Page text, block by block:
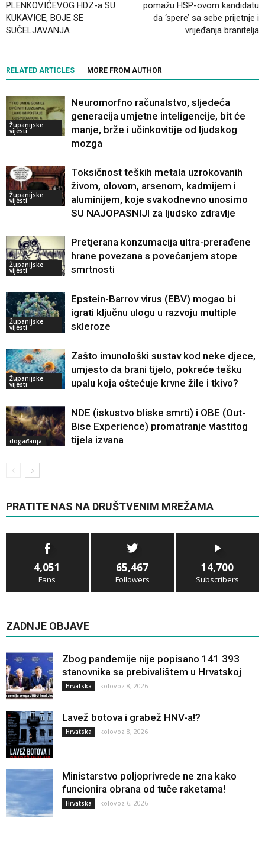
PLENKOVIĆEVOG HDZ-a SU
KUKAVICE, BOJE SE
SUČELJAVANJA
pomažu HSP-ovom kandidatu
da ‘spere’ sa sebe prijetnje i
vrijeđanja branitelja
RELATED ARTICLES MORE FROM AUTHOR
Županijske
vijesti
Neuromorfno računalstvo, sljedeća
generacija umjetne inteligencije, bit će
manje, brže i učinkovitije od ljudskog
mozga
Županijske
vijesti
Toksičnost teških metala uzrokovanih
živom, olovom, arsenom, kadmijem i
aluminijem, koje svakodnevno unosimo
SU NAJOPASNIJI za ljudsko zdravlje
Županijske
vijesti
Pretjerana konzumacija ultra-prerađene
hrane povezana s povećanjem stope
smrtnosti
Županijske
vijesti
Epstein-Barrov virus (EBV) mogao bi
igrati ključnu ulogu u razvoju multiple
skleroze
Županijske
vijesti
Zašto imunološki sustav kod neke djece,
umjesto da brani tijelo, pokreće tešku
upalu koja oštećuje krvne žile i tkivo?
događanja
NDE (iskustvo bliske smrti) i OBE (Out-
Bise Experience) promatranje vlastitog
tijela izvana
PRATITE NAS NA DRUŠTVENIM MREŽAMA
4,051
Fans
65,467
Followers
14,700
Subscribers
ZADNJE OBJAVE
Zbog pandemije nije popisano 141 393
stanovnika sa prebivalištem u Hrvatskoj
Hrvatska kolovoz 8, 2026
Lavež botova i grabež HNV-a!?
Hrvatska kolovoz 8, 2026
Ministarstvo poljoprivrede ne zna kako
funcionira obrana od tuče raketama!
Hrvatska kolovoz 6, 2026